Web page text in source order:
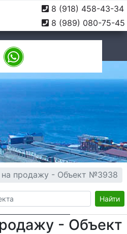
9:00 -
18:00
8 (918) 458-43-34
8 (989) 080-75-45
на продажу - Объект №3938
Найти
- Объект